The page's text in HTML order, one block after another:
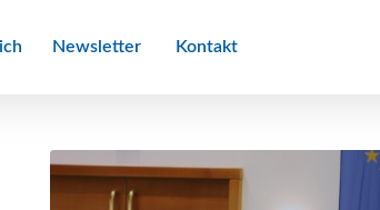
Newsletter Kontakt